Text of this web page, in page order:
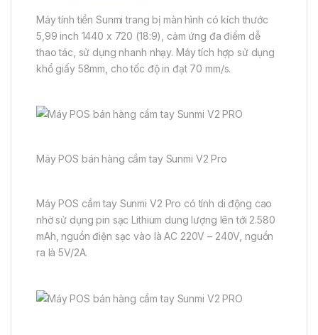
Máy tính tiền Sunmi trang bị màn hình có kích thước
5,99 inch 1440 x 720 (18:9), cảm ứng đa điểm dễ
thao tác, sử dụng nhanh nhạy. Máy tích hợp sử dụng
khổ giấy 58mm, cho tốc độ in đạt 70 mm/s.
Máy POS bán hàng cầm tay Sunmi V2 Pro
Máy POS cầm tay Sunmi V2 Pro có tính di động cao
nhờ sử dụng pin sạc Lithium dung lượng lên tới 2.580
mAh, nguồn điện sạc vào là AC 220V – 240V, nguồn
ra là 5V/2A.